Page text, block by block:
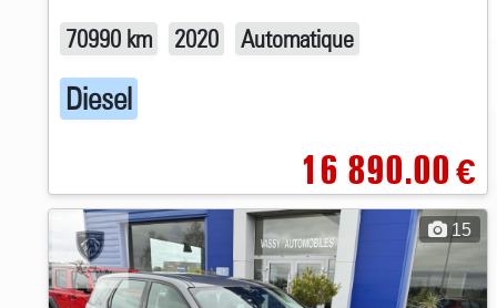
70990 km 2020 Automatique
Diesel
16 890.00€
15